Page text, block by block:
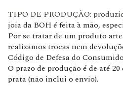
TIPO DE PRODUÇÃO:
joia da BOH é feita à mão,
Por se tratar de um produto
realizamos trocas nem
Código de Defesa do
O prazo de produção é de até
prata (não inclui o envio).